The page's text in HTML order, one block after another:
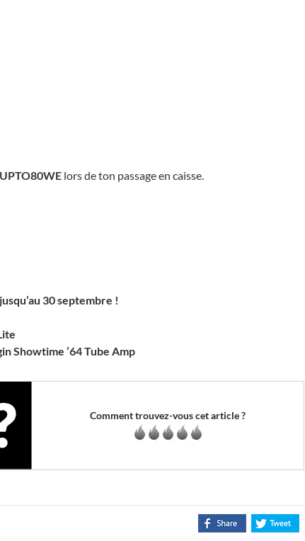
UPTO80WE lors de ton passage en caisse.
30 septembre !
Showtime ’64 Tube Amp
Comment trouvez-vous cet article ?